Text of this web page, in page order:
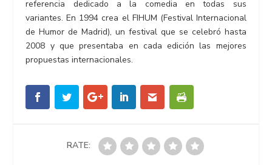
referencia dedicado a la comedia en todas sus
variantes. En 1994 crea el FIHUM (Festival Internacional
de Humor de Madrid), un festival que se celebró hasta
2008 y que presentaba en cada edición las mejores
propuestas internacionales.
RATE: